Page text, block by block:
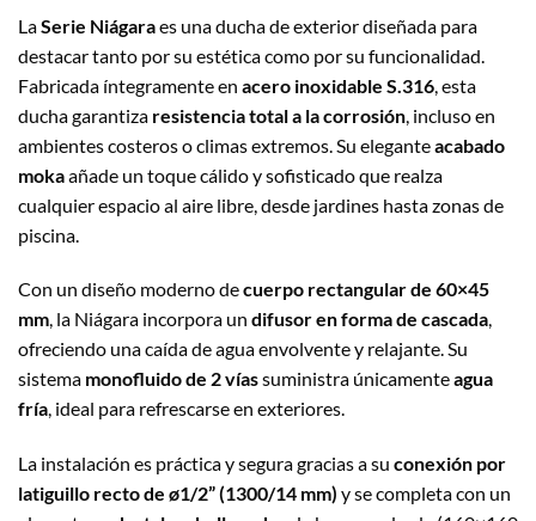
LaSerie Niágaraes una ducha de exterior diseñada para
destacar tanto por su estética como por su funcionalidad.
Fabricada íntegramente en acero inoxidable S.316 , esta
ducha garantiza resistencia total a la corrosión , incluso en
ambientes costeros o climas extremos. Su eleganteacabado
mokaañade un toque cálido y sofisticado que realza
cualquier espacio al aire libre, desde jardines hasta zonas de
piscina.
Con un diseño moderno decuerpo rectangular de 60×45
mm, la Niágara incorpora un difusor en forma de cascada,
ofreciendo una caída de agua envolvente y relajante. Su
sistema monofluido de 2 víassuministra únicamenteagua
fría, ideal para refrescarse en exteriores.
La instalación es práctica y segura gracias a su conexión por
latiguillo recto de ø1/2” (1300/14 mm) y se completa con un